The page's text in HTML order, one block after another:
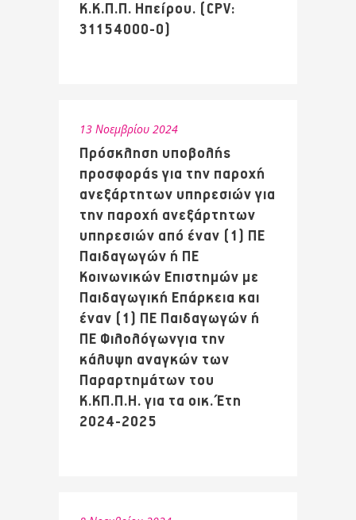
Κ.Κ.Π.Π. Ηπείρου. (CPV:
31154000-0)
13 Νοεμβρίου 2024
Πρόσκληση υποβολής
προσφοράς για την παροχή
ανεξάρτητων υπηρεσιών για
την παροχή ανεξάρτητων
υπηρεσιών από έναν (1) ΠΕ
Παιδαγωγών ή ΠΕ
Κοινωνικών Επιστημών με
Παιδαγωγική Επάρκεια και
έναν (1) ΠΕ Παιδαγωγών ή
ΠΕ Φιλολόγωνγια την
κάλυψη αναγκών των
Παραρτημάτων του
Κ.ΚΠ.Π.Η. για τα οικ. Έτη
2024-2025